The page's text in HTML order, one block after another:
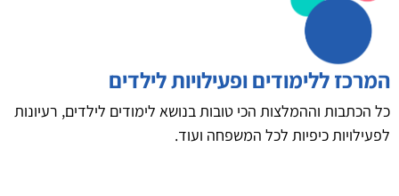
המרכז ללימודים ופעילויות לילדים
כל הכתבות וההמלצות הכי טובות בנושא לימודים לילדים, רעיונות
לפעילויות כיפיות לכל המשפחה ועוד.